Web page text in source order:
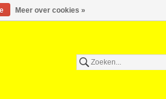
Meer over cookies »